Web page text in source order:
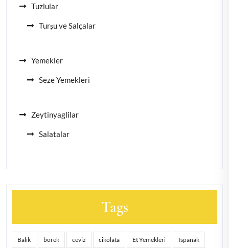
Tuzlular
Turşu ve Salçalar
Yemekler
Seze Yemekleri
Zeytinyaglilar
Salatalar
Tags
Balık börek ceviz cikolata Et Yemekleri Ispanak